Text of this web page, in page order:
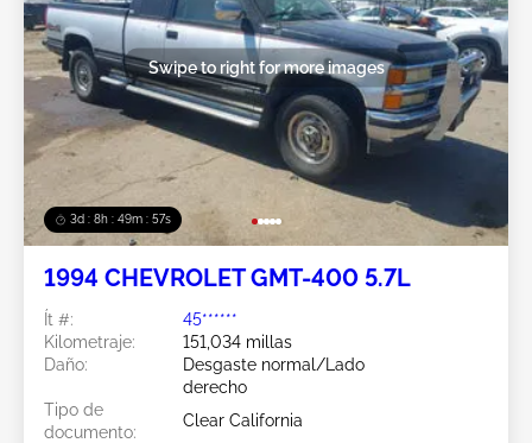
3d : 8h : 49m : 54s
Swipe to right for more images
1994 CHEVROLET GMT-400 5.7L
Ít #:
45******
Kilometraje:
151,034 millas
Daño:
Desgaste normal/Lado
derecho
Tipo de
documento:
Clear California